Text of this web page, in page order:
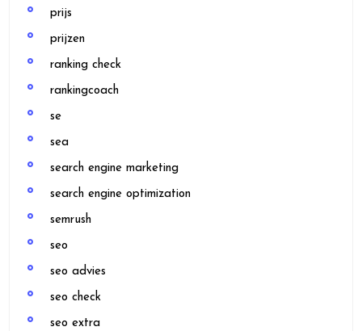
prijs
prijzen
ranking check
rankingcoach
se
sea
search engine marketing
search engine optimization
semrush
seo
seo advies
seo check
seo extra